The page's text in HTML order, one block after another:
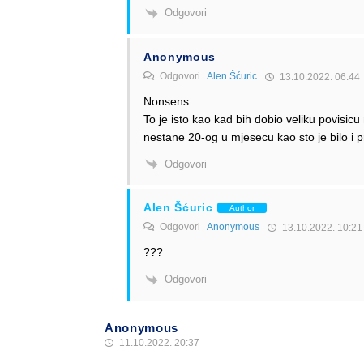
Odgovori
Anonymous
Odgovori Alen Šćuric 13.10.2022. 06:44
Nonsens.
To je isto kao kad bih dobio veliku
nestane 20-og u mjesecu kao sto je bilo i
Odgovori
Alen Šćuric Author
Odgovori Anonymous 13.10.2022. 10:21
???
Odgovori
Anonymous
11.10.2022. 20:37